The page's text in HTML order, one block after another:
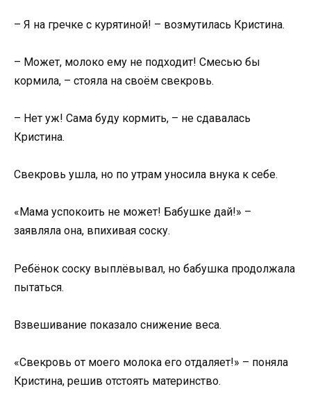
– Я на гречке с курятиной! – возмутилась Кристина.
– Может, молоко ему не подходит! Смесью бы
кормила, – стояла на своём свекровь.
– Нет уж! Сама буду кормить, – не сдавалась
Кристина.
Свекровь ушла, но по утрам уносила внука к себе.
«Мама успокоить не может! Бабушке дай!» –
заявляла она, впихивая соску.
Ребёнок соску выплёвывал, но бабушка продолжала
пытаться.
Взвешивание показало снижение веса.
«Свекровь от моего молока его отдаляет!» – поняла
Кристина, решив отстоять материнство.